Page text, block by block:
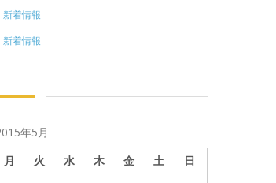
新着情報
新着情報
年5月
月
火 水 木 金 土
日